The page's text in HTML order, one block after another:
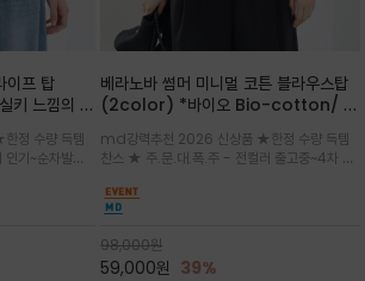
이프 탑
느낌의 폴
및 20만원
(소진시 마
정 수량 득템
기~순차발송
감 있는 라운
으로 여름내내
베라노바 썸머 미니멀 코튼 블라우스탑
(2color) *바이오 Bio-cotton/ 시
럼 편안하지만 블라우스처럼 단정한 무
드가 느껴지는 코튼 블라우스 탑
md강력추천 2026 신상품 ★한정 수량 득템
찬스 ★ 주.문.대.폭.주 - 전컬러 출고중~4차 리
볍게 퍼지는 박시한 실루엣과 크롭 기장이 하체
를 길어 보이게 해주며 와이드 팬츠와 셋업
98,000원
59,000원 39%